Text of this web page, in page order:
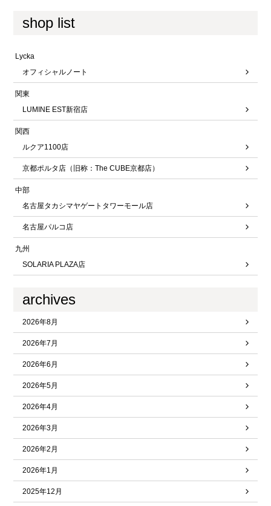
shop list
Lycka
オフィシャルノート
関東
LUMINE EST新宿店
関西
ルクア1100店
京都ポルタ店（旧称：The CUBE京都店）
中部
名古屋タカシマヤゲートタワーモール店
名古屋パルコ店
九州
SOLARIA PLAZA店
archives
2026年8月
2026年7月
2026年6月
2026年5月
2026年4月
2026年3月
2026年2月
2026年1月
2025年12月